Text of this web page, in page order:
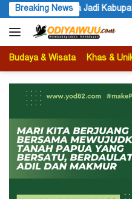
Langsung
ke
konten
Breaking News
Definitif Polres
Budaya & Wisata Khas &